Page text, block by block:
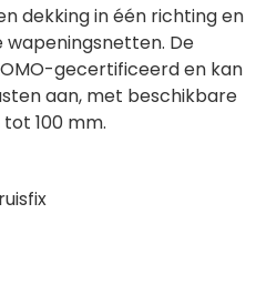
dekking in één richting en
De
gecertificeerd en kan
aan, met beschikbare
100 mm.